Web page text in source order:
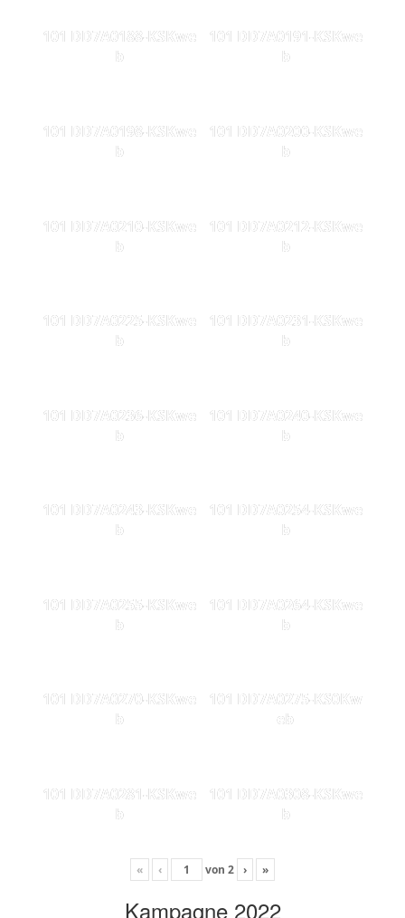
101 DD7A0188-KSKwe
b
101 DD7A0191-KSKwe
b
101 DD7A0198-KSKwe
b
101 DD7A0200-KSKwe
b
101 DD7A0210-KSKwe
b
101 DD7A0212-KSKwe
b
101 DD7A0225-KSKwe
b
101 DD7A0231-KSKwe
b
101 DD7A0236-KSKwe
b
101 DD7A0240-KSKwe
b
101 DD7A0243-KSKwe
b
101 DD7A0254-KSKwe
b
101 DD7A0255-KSKwe
b
101 DD7A0264-KSKwe
b
101 DD7A0270-KSKwe
b
101 DD7A0275-KS0Kw
eb
101 DD7A0281-KSKwe
b
101 DD7A0308-KSKwe
b
« ‹ von 2 › »
Kampagne 2022